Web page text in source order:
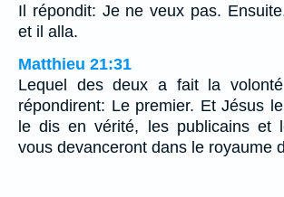
Il répondit: Je ne veux pas.
et il alla.
Matthieu 21:31
Lequel des deux a fait la
répondirent: Le premier. Et Jésus
le dis en vérité, les publicains et
vous devanceront dans le royaume